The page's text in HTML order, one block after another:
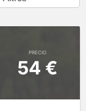
PRECIO
54 €